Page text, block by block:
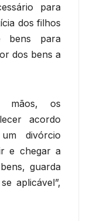
para
dos filhos
bens para
dos bens a
mãos, os
acordo
divórcio
e chegar a
guarda
aplicável”,